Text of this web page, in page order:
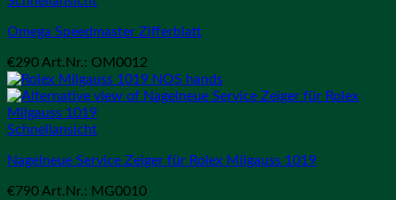
Omega Speedmaster Zifferblatt
€290Art.Nr.: OM0012
Schnellansicht
Nagelneue Service Zeiger für Rolex Milgauss 1019
€790Art.Nr.: MG0010